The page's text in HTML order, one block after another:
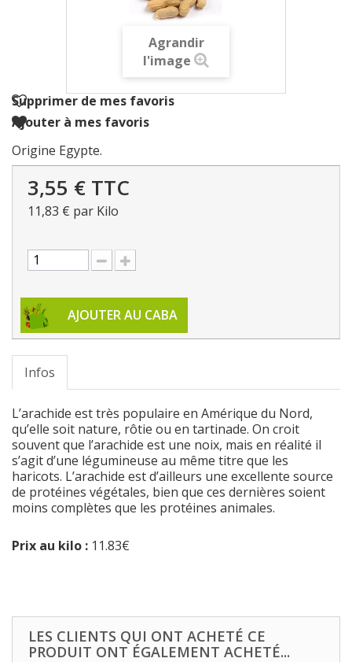
Agrandir
l'image
Supprimer de mes favoris
Ajouter à mes favoris
Origine Egypte.
3,55 € TTC
11,83 € par Kilo
AJOUTER AU CABA
Infos
L’arachide est très populaire en Amérique du Nord,
qu’elle soit nature, rôtie ou en tartinade. On croit
souvent que l’arachide est une noix, mais en réalité il
s’agit d’une légumineuse au même titre que les
haricots. L’arachide est d’ailleurs une excellente source
de protéines végétales, bien que ces dernières soient
moins complètes que les protéines animales.
Prix au kilo : 11.83€
LES CLIENTS QUI ONT ACHETÉ CE
PRODUIT ONT ÉGALEMENT ACHETÉ...